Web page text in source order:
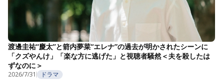
渡邊圭祐“慶太”と箭内夢菜“エレナ”の過去が明かされたシーンに
「クズやんけ」「楽な方に逃げた」と視聴者騒然＜夫を殺したは
ずなのに＞
2026/7/31 ドラマ